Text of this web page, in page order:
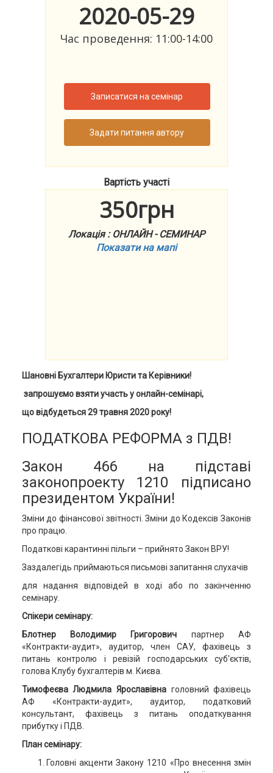
2020-05-29
Час проведення: 11:00-14:00
Записатися на семінар
Задати питання автору
Вартість участі
350грн
Локація : ОНЛАЙН - СЕМИНАР
Показати на мапі
Шановні Бухгалтери Юристи та Керівники!
запрошуємо взяти участь у онлайн-семінарі,
що відбудеться29травня 2020 року!
ПОДАТКОВА РЕФОРМА з ПДВ!
Закон 466 на підставі
законопроекту 1210 підписано
президентом України!
Зміни до фінансової звітності. Зміни до Кодексів Законів
про працю.
Податкові карантинні пільги – прийнято Закон ВРУ!
Заздалегідь приймаються письмові запитання слухачів
для надання відповідей в ході або по закінченню
семінару.
Спікери семінару:
Блотнер Володимир Григорович партнер АФ
«Контракти-аудит», аудитор, член САУ, фахівець з
питань контролю і ревізій господарських суб'єктів,
голова Клубу бухгалтерів м. Києва.
Тимофеєва Людмила Ярославівнаголовний фахівець
АФ «Контракти-аудит», аудитор, податковий
консультант, фахівець з питань оподаткування
прибутку і ПДВ.
План семінару:
Головні акценти Закону 1210 «Про внесення змін